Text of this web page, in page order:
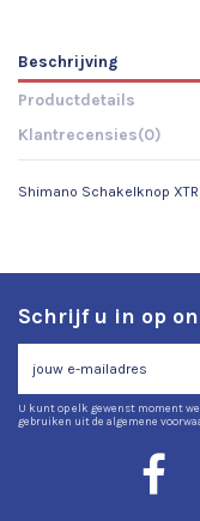
Beschrijving
Productdetails
Klantrecensies(0)
Shimano Schakelknop
Schrijf u in op
U kunt op elk gewenst moment
gebruiken uit de algemene